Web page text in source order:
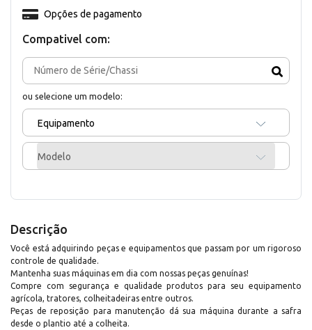
Compativel com:
ou selecione um modelo:
Equipamento
Modelo
Opções de pagamento
Descrição
Você está adquirindo peças e equipamentos que passam por um rigoroso
controle de qualidade.
Mantenha suas máquinas em dia com nossas peças genuínas!
Compre com segurança e qualidade produtos para seu equipamento
agrícola, tratores, colheitadeiras entre outros.
Peças de reposição para manutenção dá sua máquina durante a safra
desde o plantio até a colheita.